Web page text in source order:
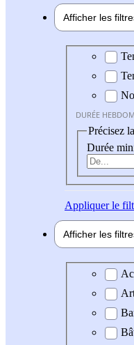
Afficher les
Durée
DURÉE
Précisez
Durée
Appliquerle
Afficher les
Domaine